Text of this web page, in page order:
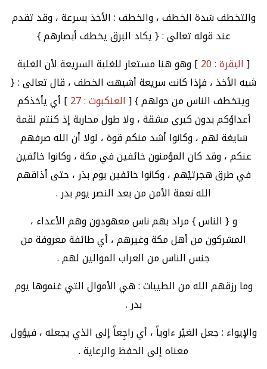
والتخطف شدة الخطف ، والخطف : الأخذ بسرعة ، وقد تقدم
عند قوله تعالى : { يكاد البرق يخطف أبصارهم }
[البقرة : 20
] وهو هنا مستعار للغلبة السريعة لأن الغلبة
شبه الأخذ ، فإذا كانت سريعة أشبهت الخطف ، قال تعالى : {
ويتخطف الناس من حولهم } [العنكبوت : 27
] أي يأخذكم
أعداؤكم بدون كبرى مشقة ، ولا طول محاربة إذ كنتم لقمة
سَايغة لهم ، وكانوا أشد منكم قوة ، لولا أن الله صرفهم
عنكم ، وقد كان المؤمنون خائفين في مكة ، وكانوا خائفين
في طرق هجرتيْهم ، وكانوا خائفين يوم بدَر ، حتى أذاقهم
الله نعمة الأمن من بعد النصر يوم بدر .
و { الناس } مراد بهم ناس معهودون وهم الأعداء ،
المشركون من أهل مكة وغيرهم ، أي طائفة معروفة من
جنس الناس من العراب الموالين لهم .
وما رزقهم الله من الطيبات : هي الأموال التي غنموها يوم
بدر .
والإيواء : جعل الغيْر ءاوياً ، أي راجِعاً إلى الذي يجعله ، فيؤول
معناه إلى الحفظ والرعاية .